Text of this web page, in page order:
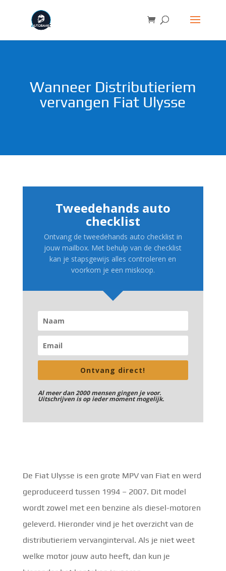
Wanneer Distributieriem
vervangen Fiat Ulysse
Tweedehands auto
checklist
Ontvang de tweedehands auto checklist in
jouw mailbox. Met behulp van de checklist
kan je stapsgewijs alles controleren en
voorkom je een miskoop.
Ontvang direct!
Al meer dan 2000 mensen gingen je voor.
Uitschrijven is op ieder moment mogelijk.
De Fiat Ulysse is een grote MPV van Fiat en werd
geproduceerd tussen 1994 – 2007. Dit model
wordt zowel met een benzine als diesel-motoren
geleverd. Hieronder vind je het overzicht van de
distributieriem vervanginterval. Als je niet weet
welke motor jouw auto heeft, dan kun je